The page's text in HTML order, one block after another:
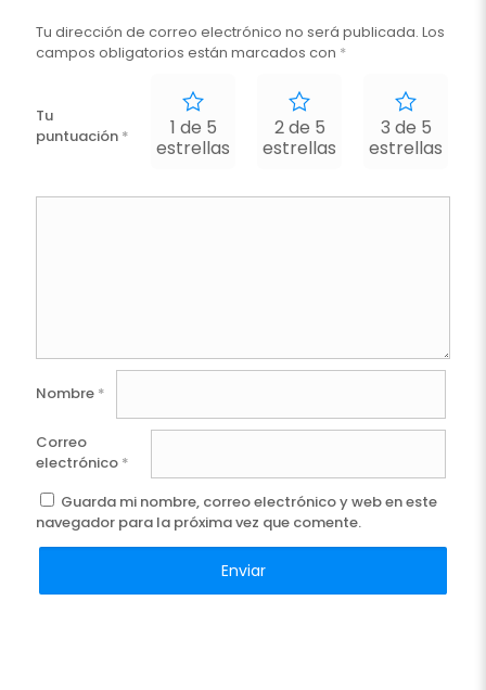
Tu dirección de correo electrónico no será publicada. Los
campos obligatorios están marcados con *
Tu
puntuación *
1 de 5
estrellas
2 de 5
estrellas
3 de 5
estrellas
Nombre *
Correo
electrónico *
Guarda mi nombre, correo electrónico y web en este
navegador para la próxima vez que comente.